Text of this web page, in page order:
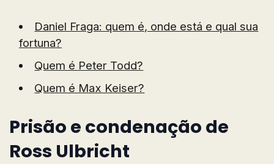
Daniel Fraga: quem é, onde está e qual sua
fortuna?
Quem é Peter Todd?
Quem é Max Keiser?
Prisão e condenação de
Ross Ulbricht